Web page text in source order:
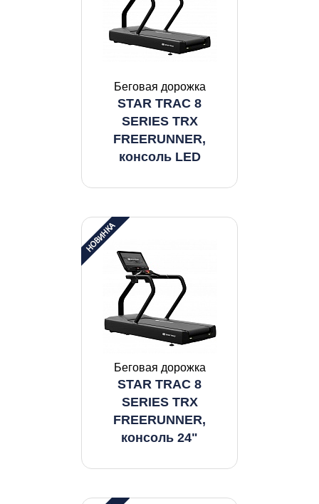
Беговая дорожка
STAR TRAC 8
SERIES TRX
FREERUNNER,
консоль LED
Беговая дорожка
STAR TRAC 8
SERIES TRX
FREERUNNER,
консоль 24"